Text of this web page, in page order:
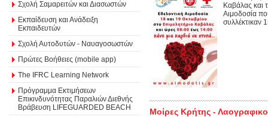
Σχολή Σαμαρειτών και Διασωστών
Εκπαίδευση και Ανάδειξη
Εκπαιδευτών
Σχολή Αυτοδυτών - Ναυαγοσωστών
Πρώτες Βοήθειες (mobile app)
The IFRC Learning Network
Πρόγραμμα Εκτιμήσεων
Επικινδυνότητας Παραλιών Διεθνής
Βράβευση LIFEGUARDED BEACH
Καβάλας και
Αιμοδοσία
συλλέκτικαν
Μοίρες Κρήτης -